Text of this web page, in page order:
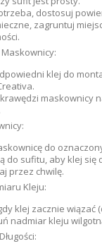
dostosuj
zagruntuj
klej do
maskownicy
do
do sufitu, aby klej się
przez chwilę.
Kleju:
klej zacznie wiązać
nadmiar kleju